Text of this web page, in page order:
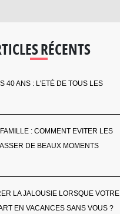
RÉCENTS
40 ANS : L'ETÉ DE TOUS LES
: COMMENT EVITER LES
DE BEAUX MOMENTS
LA JALOUSIE LORSQUE VOTRE
EN VACANCES SANS VOUS ?